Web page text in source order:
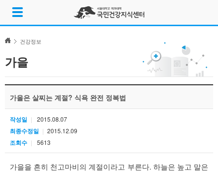
content
메
기
건강정보
가을
가을은 살찌는 계절? 식욕 완전 정복법
작성일 2015.08.07
최종수정일 2015.12.09
조회수 5613
가을을 흔히 천고마비의 계절이라고 부른다. 하늘은 높고 말은